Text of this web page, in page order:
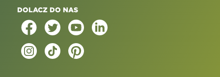
DOLACZ DO NAS